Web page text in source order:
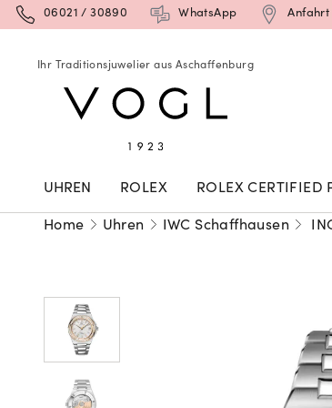
06021 / 30890 WhatsApp Anfahrt
Ihr Traditionsjuwelier aus Aschaffenburg
UHREN ROLEX ROLEX CERTIFIED
Home Uhren IWC Schaffhausen